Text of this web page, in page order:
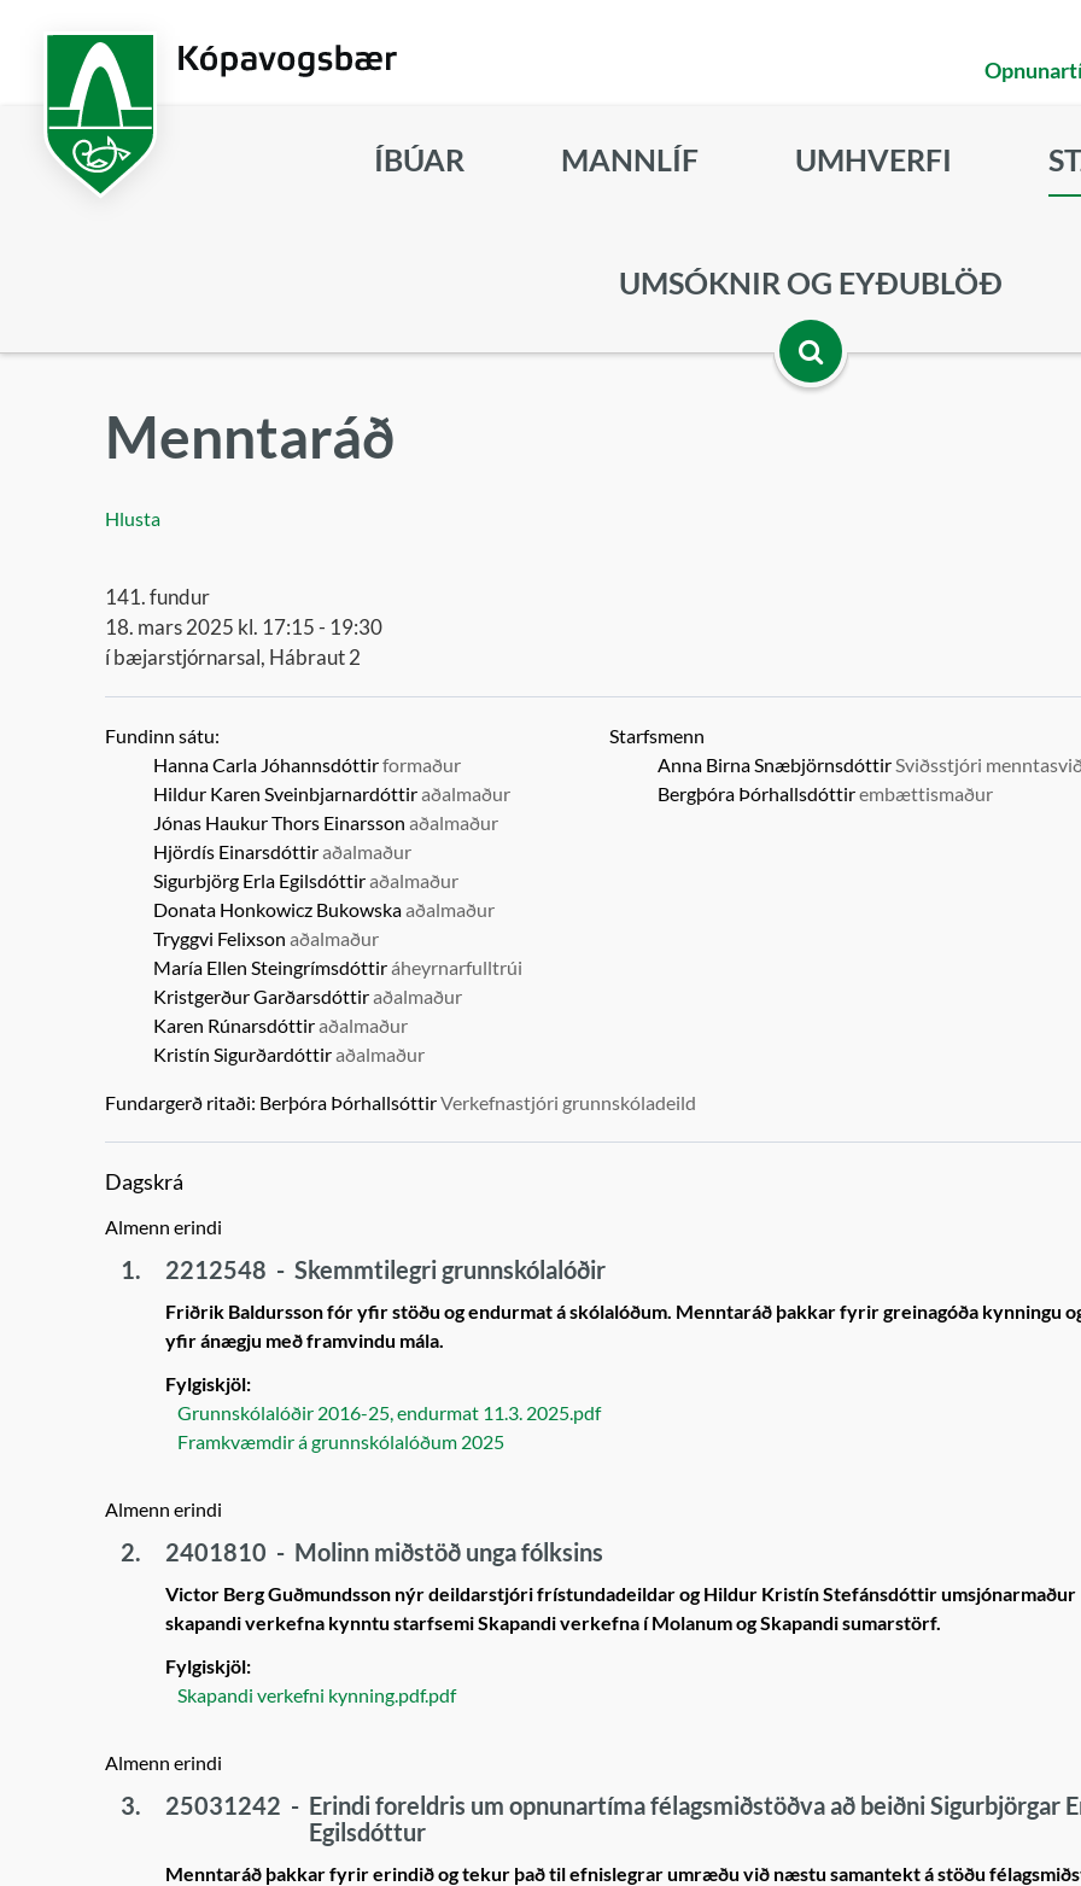
ÍBÚAR MANNLÍF UMHVERFI
UMSÓKNIR OG EYÐUBLÖÐ
Opna
Menntaráð
Hlusta
141. fundur
18. mars 2025 kl. 17:15 - 19:30
í bæjarstjórnarsal, Hábraut 2
Fundinn sátu:
Hanna Carla Jóhannsdóttirformaður
Hildur Karen Sveinbjarnardóttiraðalmaður
Jónas Haukur Thors Einarsson aðalmaður
Hjördís Einarsdóttiraðalmaður
Sigurbjörg Erla Egilsdóttiraðalmaður
Donata Honkowicz Bukowskaaðalmaður
Tryggvi Felixson aðalmaður
María Ellen Steingrímsdóttiráheyrnarfulltrúi
Kristgerður Garðarsdóttiraðalmaður
Karen Rúnarsdóttiraðalmaður
Kristín Sigurðardóttiraðalmaður
Starfsmenn
Anna Birna SnæbjörnsdóttirSviðsstjóri
Bergþóra Þórhallsdóttirembættismaður
Fundargerð ritaði: Berþóra ÞórhallsóttirVerkefnastjóri grunnskóladeild
Dagskrá
Almenn erindi
1. 2212548 - Skemmtilegri grunnskólalóðir
Friðrik Baldursson fór yfir stöðu og endurmat á skólalóðum. Menntaráð þakkar fyrir greinagóða kynningu
yfir ánægju með framvindu mála.
Fylgiskjöl:
Grunnskólalóðir 2016-25, endurmat 11.3. 2025.pdf
Framkvæmdir á grunnskólalóðum 2025
Almenn erindi
2. 2401810 - Molinn miðstöð unga fólksins
Victor Berg Guðmundsson nýr deildarstjóri frístundadeildar og Hildur Kristín Stefánsdóttir umsjónarmaður
skapandi verkefna kynntu starfsemi Skapandi verkefna í Molanum og Skapandi sumarstörf.
Fylgiskjöl:
Skapandi verkefni kynning.pdf.pdf
Almenn erindi
3. 25031242 - Erindi foreldris um opnunartíma félagsmiðstöðva að beiðni Sigurbjörgar
Egilsdóttur
Menntaráð þakkar fyrir erindið og tekur það til efnislegrar umræðu við næstu samantekt á stöðu